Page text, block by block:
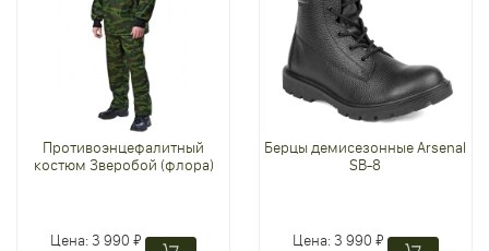
Противоэнцефалитный
костюм Зверобой (флора)
Цена:3 990 ₽
Берцы демисезонные Arsenal
SB-8
Цена:3 990 ₽